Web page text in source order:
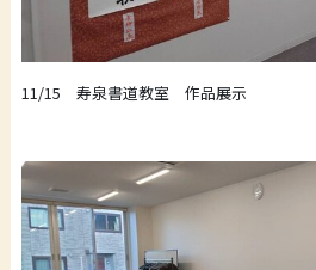
11/15 寿泉書道教室 作品展示